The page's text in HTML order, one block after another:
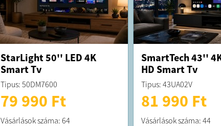
StarLight 50'' LED 4K
Smart Tv
Tipus: 50DM7600
79 990 Ft
Vásárlások száma: 64
SmartTech 43''
HD Smart Tv
Tipus: 43UA02V
81 990 Ft
Vásárlások száma: 44